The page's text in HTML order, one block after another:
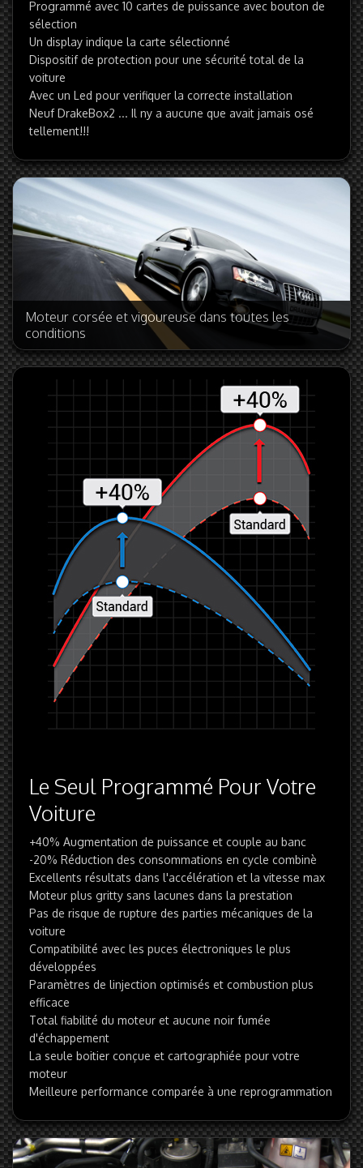
Programmé avec 10 cartes de puissance avec bouton de
sélection
Un display indique la carte sélectionné
Dispositif de protection pour une sécurité total de la
voiture
Avec un Led pour verifiquer la correcte installation
Neuf DrakeBox2 ... Il ny a aucune que avait jamais osé
tellement!!!
Moteur corsée et vigoureuse dans toutes les
conditions
Le Seul Programmé Pour Votre
Voiture
+40% Augmentation de puissance et couple au banc
-20% Réduction des consommations en cycle combinè
Excellents résultats dans l'accélération et la vitesse max
Moteur plus gritty sans lacunes dans la prestation
Pas de risque de rupture des parties mécaniques de la
voiture
Compatibilité avec les puces électroniques le plus
développées
Paramètres de linjection optimisés et combustion plus
efficace
Total fiabilité du moteur et aucune noir fumée
d'échappement
La seule boitier conçue et cartographiée pour votre
moteur
Meilleure performance comparée à une reprogrammation